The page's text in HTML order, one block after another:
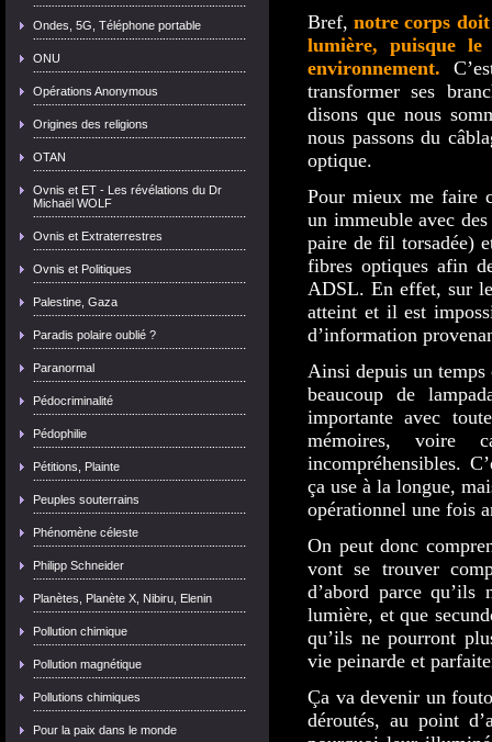
Ondes, 5G, Téléphone portable
ONU
Opérations Anonymous
Origines des religions
OTAN
Ovnis et ET - Les révélations du Dr
Michaël WOLF
Ovnis et Extraterrestres
Ovnis et Politiques
Palestine, Gaza
Paradis polaire oublié ?
Paranormal
Pédocriminalité
Pédophilie
Pétitions, Plainte
Peuples souterrains
Phénomène céleste
Philipp Schneider
Planètes, Planète X, Nibiru, Elenin
Pollution chimique
Pollution magnétique
Pollutions chimiques
Pour la paix dans le monde
Bref,notre corps
lumière, puisque
environnement.
transformer ses
disons que nous
nous passons du
optique.
Pour mieux me faire
un immeuble avec
paire de fil torsadée)
fibres optiques afin
ADSL. En effet, sur
atteint et il est
d’information
Ainsi depuis un
beaucoup de
importante avec
mémoires, voire
incompréhensibles.
ça use à la longue,
opérationnel une fois
On peut donc
vont se trouver
d’abord parce
lumière, et que
qu’ils ne pourront
vie peinarde et
Ça va devenir un
déroutés, au point